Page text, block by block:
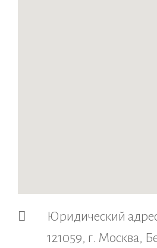
Юридический
121059, г. Москва,